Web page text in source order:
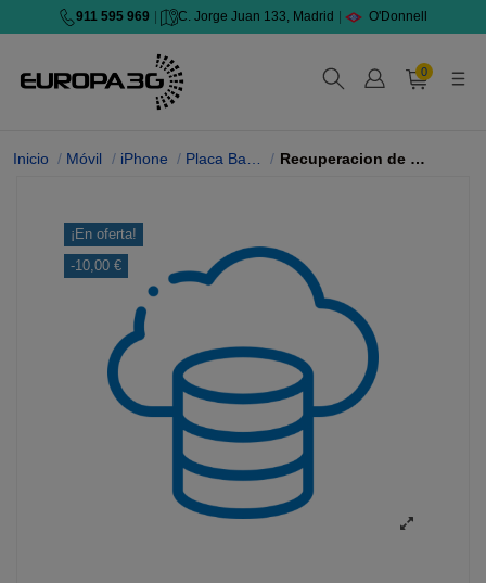
911 595 969 C. Jorge Juan 133, Madrid O'Donnell
0
Inicio Móvil iPhone Placa Base iPhone Recuperacion de datos iPhone 14 Pro Max
¡En oferta!
-10,00 €